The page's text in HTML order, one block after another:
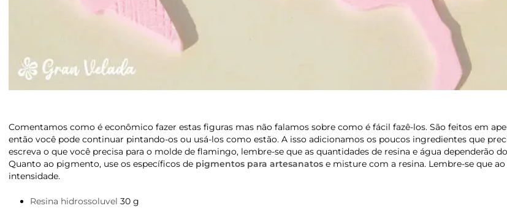
Comentamos como é econômico fazer estas figuras mas não falamos sobre como é fácil fazê-los. São feitos em
então você pode continuar pintando-os ou usá-los como estão. A isso adicionamos os poucos ingredientes que
escreva o que você precisa para o molde de flamingo, lembre-se que as quantidades de resina e água dependerão
Quanto ao pigmento, use os específicos de pigmentos para artesanatos e misture com a resina. Lembre-se que
intensidade.
Resina hidrossoluvel 30 g